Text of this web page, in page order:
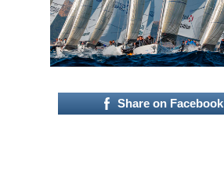
Share on Facebook